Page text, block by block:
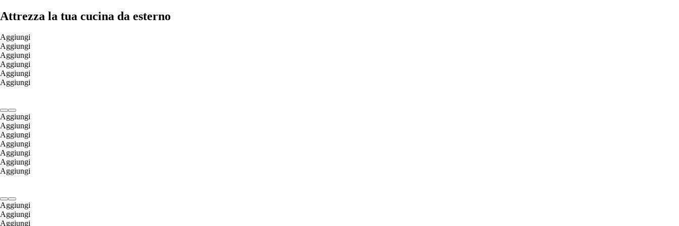
Attrezza la tua cucina da esterno
Aggiungi
Aggiungi
Aggiungi
Aggiungi
Aggiungi
Aggiungi
Aggiungi
Aggiungi
Aggiungi
Aggiungi
Aggiungi
Aggiungi
Aggiungi
Aggiungi
Aggiungi
Aggiungi